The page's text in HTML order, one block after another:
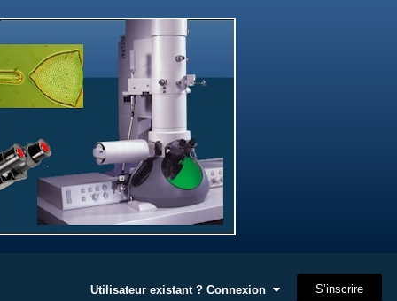
Utilisateur existant ? Connexion S’inscrire